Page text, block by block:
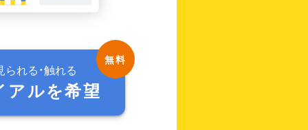
れる・触れる
アルを希望